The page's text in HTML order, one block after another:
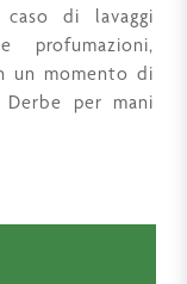
di lavaggi
profumazioni,
un momento di
per mani